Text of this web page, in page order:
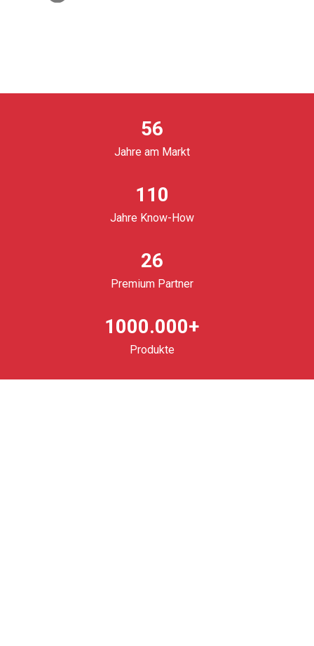
56
Jahre am Markt
110
Jahre Know-How
26
Premium Partner
1000.000+
Produkte